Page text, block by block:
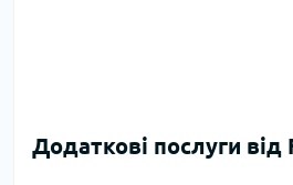
Додаткові послуги від